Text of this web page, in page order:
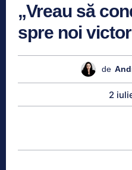
„Vreau să
spre noi
de
2